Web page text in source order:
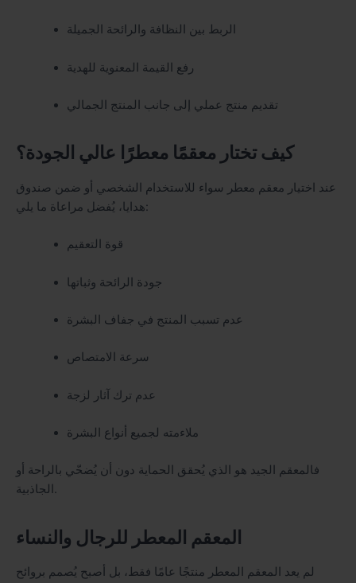
الربط بين النظافة والرائحة الجميلة
رفع القيمة المعنوية للهدية
تقديم منتج عملي إلى جانب المنتج الجمالي
كيف تختار معقمًا معطرًا عالي الجودة؟
عند اختيار معقم معطر سواء للاستخدام الشخصي أو ضمن صندوق
هدايا، يُفضل مراعاة ما يلي:
قوة التعقيم
جودة الرائحة وثباتها
عدم تسبب المنتج في جفاف البشرة
سرعة الامتصاص
عدم ترك آثار لزجة
ملاءمته لجميع أنواع البشرة
فالمعقم الجيد هو الذي يُحقق الحماية دون أن يُضحّي بالراحة أو
الجاذبية.
المعقم المعطر للرجال والنساء
لم يعد المعقم المعطر منتجًا عامًا فقط، بل أصبح يُصمم بروائح